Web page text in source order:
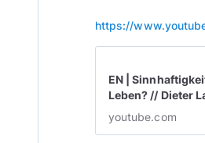
https://
EN |
Leben? // Dieter
youtube.com